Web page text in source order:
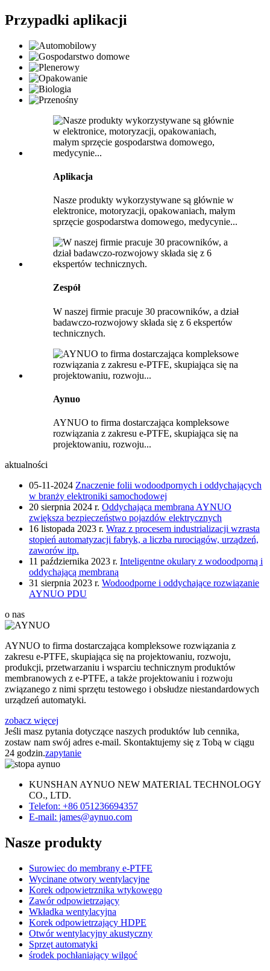
Przypadki aplikacji
Aplikacja
Nasze produkty wykorzystywane są głównie w
elektronice, motoryzacji, opakowaniach, małym
sprzęcie gospodarstwa domowego, medycynie...
Zespół
W naszej firmie pracuje 30 pracowników, a dział
badawczo-rozwojowy składa się z 6 ekspertów
technicznych.
Aynuo
AYNUO to firma dostarczająca kompleksowe
rozwiązania z zakresu e-PTFE, skupiająca się na
projektowaniu, rozwoju...
aktualności
05-11-2024 Znaczenie folii wodoodpornych i oddychających
w branży elektroniki samochodowej
20 sierpnia 2024 r. Oddychająca membrana AYNUO
zwiększa bezpieczeństwo pojazdów elektrycznych
16 listopada 2023 r. Wraz z procesem industrializacji wzrasta
stopień automatyzacji fabryk, a liczba rurociągów, urządzeń,
zaworów itp.
11 października 2023 r. Inteligentne okulary z wodoodporną i
oddychającą membraną
31 sierpnia 2023 r. Wodoodporne i oddychające rozwiązanie
AYNUO PDU
o nas
AYNUO to firma dostarczająca kompleksowe rozwiązania z
zakresu e-PTFE, skupiająca się na projektowaniu, rozwoju,
produkcji, przetwarzaniu i wsparciu technicznym produktów
membranowych z e-PTFE, a także projektowaniu i rozwoju
związanego z nimi sprzętu testowego i obsłudze niestandardowych
urządzeń automatyki.
zobacz więcej
Jeśli masz pytania dotyczące naszych produktów lub cennika,
zostaw nam swój adres e-mail. Skontaktujemy się z Tobą w ciągu
24 godzin.zapytanie
KUNSHAN AYNUO NEW MATERIAL TECHNOLOGY
CO., LTD.
Telefon: +86 051236694357
E-mail: james@aynuo.com
Nasze produkty
Surowiec do membrany e-PTFE
Wycinane otwory wentylacyjne
Korek odpowietrznika wtykowego
Zawór odpowietrzający
Wkładka wentylacyjna
Korek odpowietrzający HDPE
Otwór wentylacyjny akustyczny
Sprzęt automatyki
środek pochłaniający wilgoć